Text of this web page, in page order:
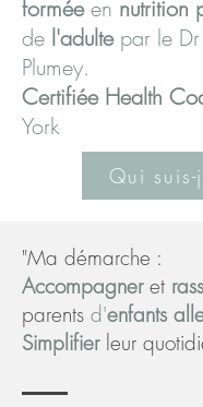
forméeen nutrition
de l'adulte par le
Plumey.
Certifiée Health
York
Qui suis-
"Ma démarche :
Accompagneret
parents d'enfants
Simplifier leur